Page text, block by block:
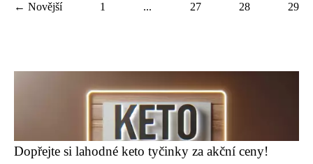
← Novější 1 ... 27 28 29
Dopřejte si lahodné keto tyčinky za akční ceny!